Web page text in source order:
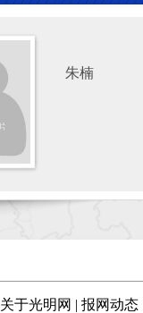
朱楠
关于光明网 |报网动态